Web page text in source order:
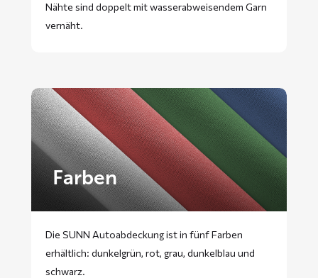
Nähte sind doppelt mit wasserabweisendem Garn
vernäht.
Farben
Die SUNN Autoabdeckung ist in fünf Farben
erhältlich: dunkelgrün, rot, grau, dunkelblau und
schwarz.